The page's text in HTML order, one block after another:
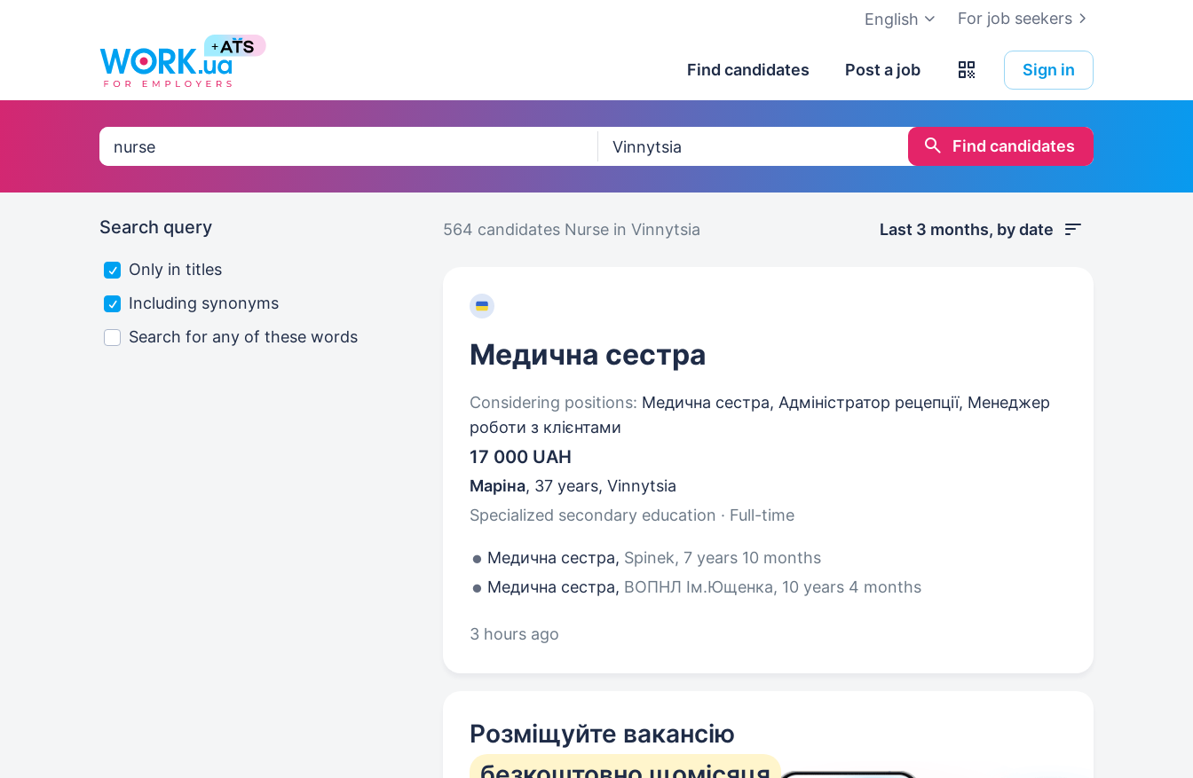
For job seekers
English
Find candidates Post a job Sign in
Find candidates
Search query
Only in titles
Including synonyms
Search for any of these words
564 candidates Nurse in Vinnytsia Last 3 months, by date
Медична сестра
Considering positions: Медична сестра, Адміністратор рецепції, Менеджер
роботи з клієнтами
17 000 UAH
Маріна, 37 years, Vinnytsia
Specialized secondary education · Full-time
Медична сестра, Spinek, 7 years 10 months
Медична сестра, ВОПНЛ Ім.Ющенка, 10 years 4 months
3 hours ago
Розміщуйте вакансію